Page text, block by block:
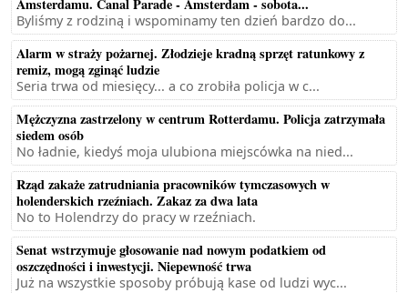
Amsterdamu. Canal Parade - Amsterdam - sobota...
Byliśmy z rodziną i wspominamy ten dzień bardzo do...
Alarm w straży pożarnej. Złodzieje kradną sprzęt ratunkowy z
remiz, mogą zginąć ludzie
Seria trwa od miesięcy... a co zrobiła policja w c...
Mężczyzna zastrzelony w centrum Rotterdamu. Policja zatrzymała
siedem osób
No ładnie, kiedyś moja ulubiona miejscówka na nied...
Rząd zakaże zatrudniania pracowników tymczasowych w
holenderskich rzeźniach. Zakaz za dwa lata
No to Holendrzy do pracy w rzeźniach.
Senat wstrzymuje głosowanie nad nowym podatkiem od
oszczędności i inwestycji. Niepewność trwa
Już na wszystkie sposoby próbują kase od ludzi wyc...